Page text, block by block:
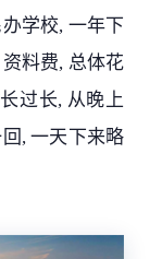
学校, 一年下
料费, 总体花
过长, 从晚上
, 一天下来略